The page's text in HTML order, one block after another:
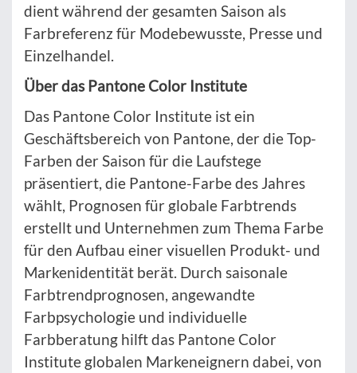
dient während der gesamten Saison als
Farbreferenz für Modebewusste, Presse und
Einzelhandel.
Über das Pantone Color Institute
Das Pantone Color Institute ist ein
Geschäftsbereich von Pantone, der die Top-
Farben der Saison für die Laufstege
präsentiert, die Pantone-Farbe des Jahres
wählt, Prognosen für globale Farbtrends
erstellt und Unternehmen zum Thema Farbe
für den Aufbau einer visuellen Produkt- und
Markenidentität berät. Durch saisonale
Farbtrendprognosen, angewandte
Farbpsychologie und individuelle
Farbberatung hilft das Pantone Color
Institute globalen Markeneignern dabei, von